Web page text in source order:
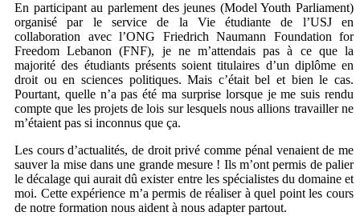
En participant au parlement des jeunes (Model Youth Parliament)
organisé par le service de la Vie étudiante de l’USJ en
collaboration avec l’ONG Friedrich Naumann Foundation for
Freedom Lebanon (FNF), je ne m’attendais pas à ce que la
majorité des étudiants présents soient titulaires d’un diplôme en
droit ou en sciences politiques. Mais c’était bel et bien le cas.
Pourtant, quelle n’a pas été ma surprise lorsque je me suis rendu
compte que les projets de lois sur lesquels nous allions travailler ne
m’étaient pas si inconnus que ça.
Les cours d’actualités, de droit privé comme pénal venaient de me
sauver la mise dans une grande mesure ! Ils m’ont permis de palier
le décalage qui aurait dû exister entre les spécialistes du domaine et
moi. Cette expérience m’a permis de réaliser à quel point les cours
de notre formation nous aident à nous adapter partout.